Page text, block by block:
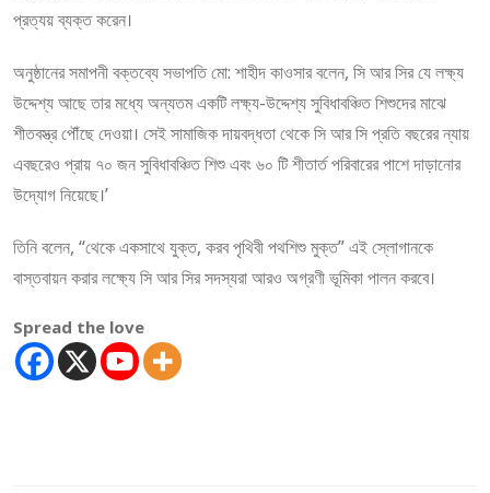
প্রত্যয় ব্যক্ত করেন।
অনুষ্ঠানের সমাপনী বক্তব্যে সভাপতি মো: শাহীদ কাওসার বলেন, সি আর সির যে লক্ষ্য
উদ্দেশ্য আছে তার মধ্যে অন্যতম একটি লক্ষ্য-উদ্দেশ্য সুবিধাবঞ্চিত শিশুদের মাঝে
শীতবস্ত্র পৌঁছে দেওয়া। সেই সামাজিক দায়বদ্ধতা থেকে সি আর সি প্রতি বছরের ন্যায়
এবছরেও প্রায় ৭০ জন সুবিধাবঞ্চিত শিশু এবং ৬০ টি শীতার্ত পরিবারের পাশে দাড়ানোর
উদ্যোগ নিয়েছে।’
তিনি বলেন, “থেকে একসাথে যুক্ত, করব পৃথিবী পথশিশু মুক্ত” এই স্লোগানকে
বাস্তবায়ন করার লক্ষ্যে সি আর সির সদস্যরা আরও অগ্রণী ভূমিকা পালন করবে।
Spread the love